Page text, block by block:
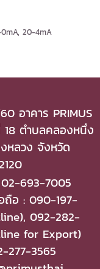
20-4mA
อาคาร PRIMUS
ตำบลคลองหนึ่ง
หลวง จังหวัด
693-7005
ถือ : 090-197-
092-282-
for Export)
277-3565